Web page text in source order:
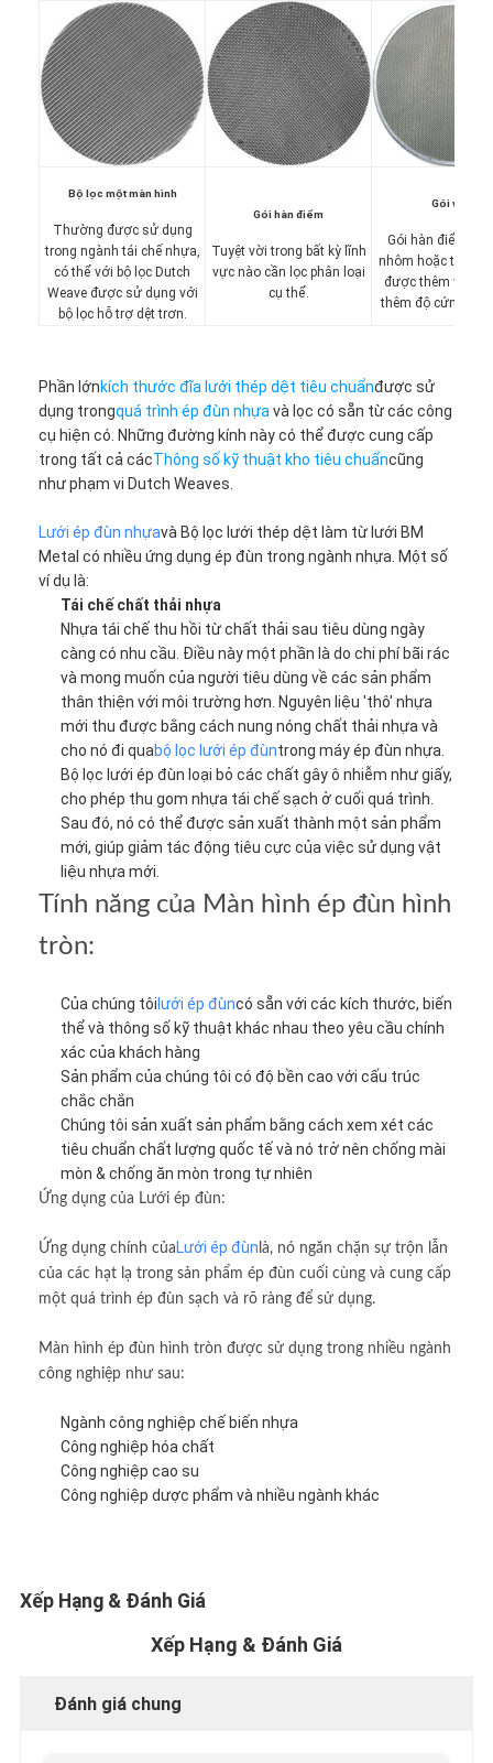
Bộ lọc một màn hình
Thường được sử dụng
trong ngành tái chế nhựa,
có thể với bộ lọc Dutch
Weave được sử dụng với
bộ lọc hỗ trợ dệt trơn.
Gói hàn điểm
Tuyệt vời trong bất kỳ lĩnh
vực nào cần lọc phân loại
cụ thể.
Gói vành
Gói hàn điểm với
nhôm hoặc thép
được thêm vào
thêm độ cứng và
Phần lớnkích thước đĩa lưới thép dệt tiêu chuẩnđược sử
dụng trongquá trình ép đùn nhựa và lọc có sẵn từ các công
cụ hiện có. Những đường kính này có thể được cung cấp
trong tất cả cácThông số kỹ thuật kho tiêu chuẩncũng
như phạm vi Dutch Weaves.
Lưới ép đùn nhựavà Bộ lọc lưới thép dệt làm từ lưới BM
Metal có nhiều ứng dụng ép đùn trong ngành nhựa. Một số
ví dụ là:
Tái chế chất thải nhựa
Nhựa tái chế thu hồi từ chất thải sau tiêu dùng ngày
càng có nhu cầu. Điều này một phần là do chi phí bãi rác
và mong muốn của người tiêu dùng về các sản phẩm
thân thiện với môi trường hơn. Nguyên liệu 'thô' nhựa
mới thu được bằng cách nung nóng chất thải nhựa và
cho nó đi quabộ lọc lưới ép đùntrong máy ép đùn nhựa.
Bộ lọc lưới ép đùn loại bỏ các chất gây ô nhiễm như giấy,
cho phép thu gom nhựa tái chế sạch ở cuối quá trình.
Sau đó, nó có thể được sản xuất thành một sản phẩm
mới, giúp giảm tác động tiêu cực của việc sử dụng vật
liệu nhựa mới.
Tính năng của Màn hình ép đùn hình
tròn:
Của chúng tôi lưới ép đùncó sẵn với các kích thước, biến
thể và thông số kỹ thuật khác nhau theo yêu cầu chính
xác của khách hàng
Sản phẩm của chúng tôi có độ bền cao với cấu trúc
chắc chắn
Chúng tôi sản xuất sản phẩm bằng cách xem xét các
tiêu chuẩn chất lượng quốc tế và nó trở nên chống mài
mòn & chống ăn mòn trong tự nhiên
Ứng dụng của Lưới ép đùn:
Ứng dụng chính của Lưới ép đùn là, nó ngăn chặn sự trộn lẫn
của các hạt lạ trong sản phẩm ép đùn cuối cùng và cung cấp
một quá trình ép đùn sạch và rõ ràng để sử dụng.
Màn hình ép đùn hình tròn được sử dụng trong nhiều ngành
công nghiệp như sau:
Ngành công nghiệp chế biến nhựa
Công nghiệp hóa chất
Công nghiệp cao su
Công nghiệp dược phẩm và nhiều ngành khác
Xếp Hạng & Đánh Giá
Xếp Hạng & Đánh Giá
Đánh giá chung